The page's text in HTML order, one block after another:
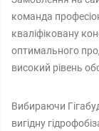
команда
кваліфіковану
оптимального
високий рівень
Вибираючи
вигідну